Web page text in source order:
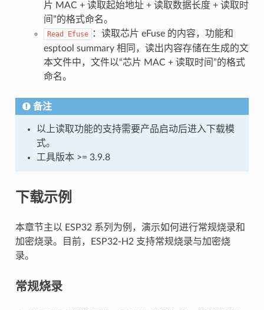
片 MAC + 读取起始地址 + 读取数据长度 + 读取时
间”的格式命名。
Read Efuse
：读取芯片 eFuse 的内容，功能和
esptool summary 相同，读出内容存储在生成的文
本文件中，文件以“芯片 MAC + 读取时间”的格式
命名。
备注
以上读取功能的支持需要产品启动后进入下载模
式。
工具版本 >= 3.9.8
下载示例
本章节主以 ESP32 系列为例，演示如何进行常规烧录和
加密烧录。目前，ESP32-H2 支持常规烧录与加密烧
录。
常规烧录